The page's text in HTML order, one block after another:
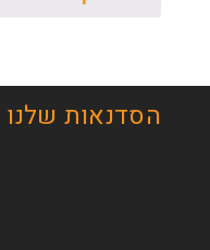
הסדנאות שלנו